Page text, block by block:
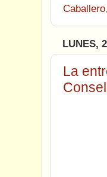
Caballero,
LUNES,
La